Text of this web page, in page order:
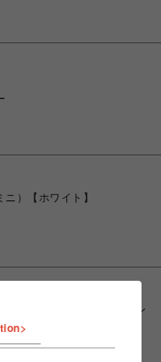
）【ホワイト】
ストライプDカンベルトパン